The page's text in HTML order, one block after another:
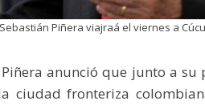
Piñera viajraá el viernes a
anunció que junto a
ciudad fronteriza